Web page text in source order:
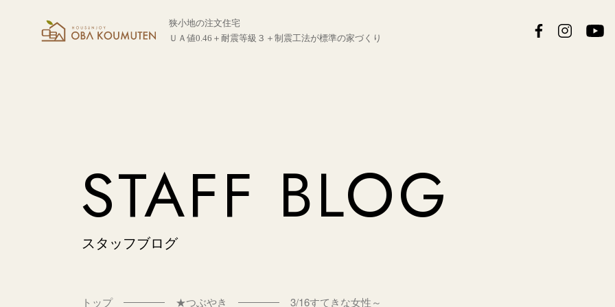
狭小地の注文住宅
ＵＡ値0.46＋耐震等級３＋制震工法が標準の家づくり
STAFF BLOG
スタッフブログ
トップ ★つぶやき 3/16すてきな女性～